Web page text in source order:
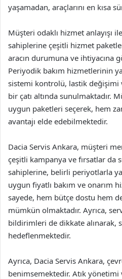
yaşamadan, araçlarını en kısa
Müşteri odaklı hizmet anlayışı
sahiplerine çeşitli hizmet
aracın durumuna ve ihtiyacına
Periyodik bakım hizmetlerinin
sistemi kontrolü, lastik değişimi
bir çatı altında sunulmaktadır.
uygun paketleri seçerek, hem
avantajı elde edebilmektedir.
Dacia Servis Ankara, müşteri
çeşitli kampanya ve fırsatlar da
sahiplerine, belirli periyotlarla
uygun fiyatlı bakım ve onarım
sayede, hem bütçe dostu hem
mümkün olmaktadır. Ayrıca,
bildirimleri de dikkate alınarak,
hedeflenmektedir.
Ayrıca, Dacia Servis Ankara,
benimsemektedir. Atık